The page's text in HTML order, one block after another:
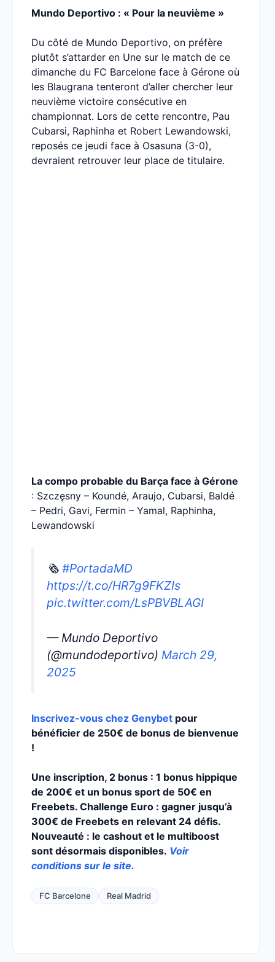
Mundo Deportivo : « Pour la neuvième »
Du côté de Mundo Deportivo, on préfère
plutôt s’attarder en Une sur le match de ce
dimanche du FC Barcelone face à Gérone où
les Blaugrana tenteront d’aller chercher leur
neuvième victoire consécutive en
championnat. Lors de cette rencontre, Pau
Cubarsi, Raphinha et Robert Lewandowski,
reposés ce jeudi face à Osasuna (3-0),
devraient retrouver leur place de titulaire.
La compo probable du Barça face à Gérone
: Szczęsny – Koundé, Araujo, Cubarsi, Baldé
– Pedri, Gavi, Fermin – Yamal, Raphinha,
Lewandowski
🗞️ #PortadaMD
https://t.co/HR7g9FKZIs
pic.twitter.com/LsPBVBLAGI
— Mundo Deportivo
(@mundodeportivo) March 29,
2025
Inscrivez-vous chez Genybet pour
bénéficier de 250€ de bonus de bienvenue
!
Une inscription, 2 bonus : 1 bonus hippique
de 200€ et un bonus sport de 50€ en
Freebets. Challenge Euro : gagner jusqu’à
300€ de Freebets en relevant 24 défis.
Nouveauté : le cashout et le multiboost
sont désormais disponibles. Voir
conditions sur le site.
FC Barcelone Real Madrid